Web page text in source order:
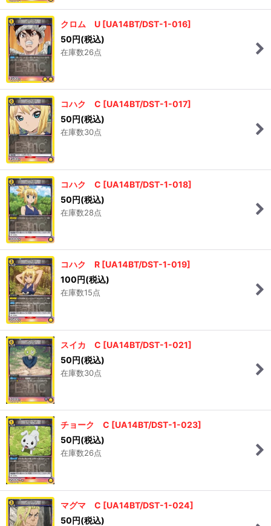
クロム U [UA14BT/DST-1-016]
50円(税込)
在庫数26点
コハク C [UA14BT/DST-1-017]
50円(税込)
在庫数30点
コハク C [UA14BT/DST-1-018]
50円(税込)
在庫数28点
コハク R [UA14BT/DST-1-019]
100円(税込)
在庫数15点
スイカ C [UA14BT/DST-1-021]
50円(税込)
在庫数30点
チョーク C [UA14BT/DST-1-023]
50円(税込)
在庫数26点
マグマ C [UA14BT/DST-1-024]
50円(税込)